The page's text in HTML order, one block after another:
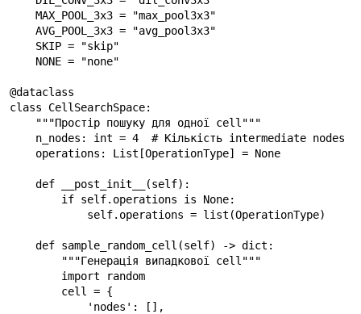
    MAX_POOL_3x3 = "max_pool3x3"
    AVG_POOL_3x3 = "avg_pool3x3"
    SKIP = "skip"
    NONE = "none"
@dataclass
class CellSearchSpace:
    """Простір пошуку для одної cell"""
    n_nodes: int = 4  # Кількість intermediate nodes
    operations: List[OperationType] = None
    def __post_init__(self):
        if self.operations is None:
            self.operations = list(OperationType)
    def sample_random_cell(self) -> dict:
        """Генерація випадкової cell"""
        import random
        cell = {
            'nodes': [],